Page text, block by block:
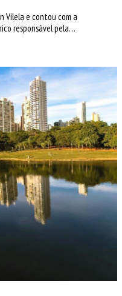
Vilela e contou com a
responsável pela…